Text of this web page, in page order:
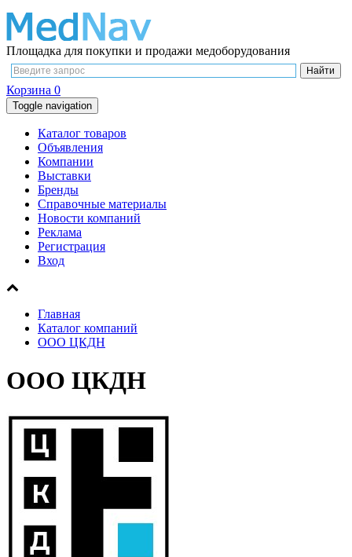
Площадка для покупки и продажи медоборудования
Корзина 0
Toggle navigation
Каталог товаров
Объявления
Компании
Выставки
Бренды
Справочные материалы
Новости компаний
Реклама
Регистрация
Вход
Главная
Каталог компаний
ООО ЦКДН
ООО ЦКДН